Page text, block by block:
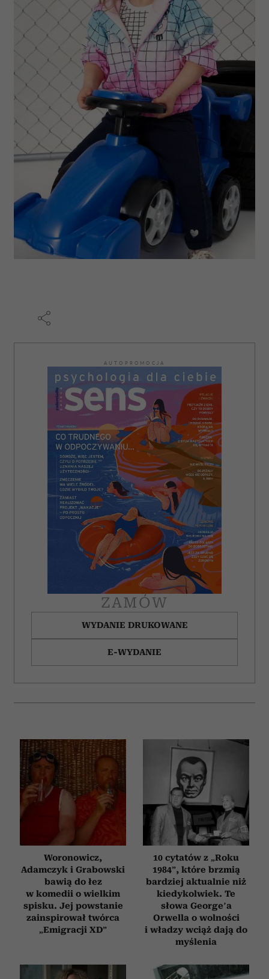
społecznościowym, reklamowym i analitycznym.
Partnerzy mogą połączyć te informacje z innymi danymi
otrzymanymi od Ciebie lub uzyskanymi podczas
korzystania z ich usług.
AUTOPROMOCJA
ZAMÓW
WYDANIE DRUKOWANE
E-WYDANIE
Woronowicz,
Adamczyk i Grabowski
bawią do łez
w komedii o wielkim
spisku. Jej powstanie
zainspirował twórca
„Emigracji XD”
10 cytatów z „Roku
1984”, które brzmią
bardziej aktualnie niż
kiedykolwiek. Te
słowa George’a
Orwella o wolności
i władzy wciąż dają do
myślenia